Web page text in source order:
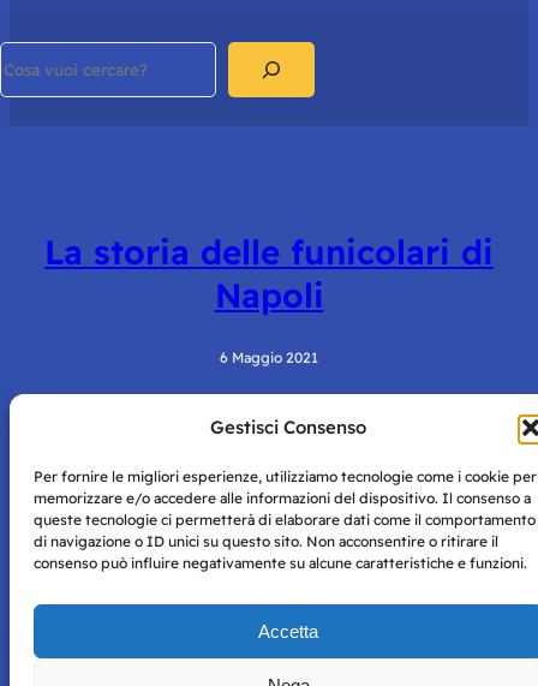
Gestisci Consenso
Per fornire le migliori esperienze, utilizziamo tecnologie come i cookie per
memorizzare e/o accedere alle informazioni del dispositivo. Il consenso a
queste tecnologie ci permetterà di elaborare dati come il comportamento
di navigazione o ID unici su questo sito. Non acconsentire o ritirare il
consenso può influire negativamente su alcune caratteristiche e funzioni.
Accetta
La storia delle funicolari di
Napoli
6 Maggio 2021
Napoli con autorizzazione numero 38 del 25/9/2019.
Tutte le immagini e i contenuti su questo sito sono forniti